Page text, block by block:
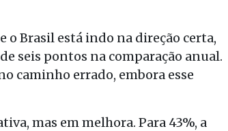
o Brasil está indo na direção certa,
seis pontos na comparação anual.
caminho errado, embora esse
mas em melhora. Para 43%, a